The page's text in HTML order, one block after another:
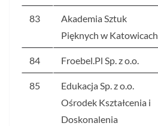
83
Akademia Sztuk
Pięknych w Katowicach
84 Froebel.Pl Sp. z o.o.
85
Edukacja Sp. z o.o.
Ośrodek Kształcenia i
Doskonalenia